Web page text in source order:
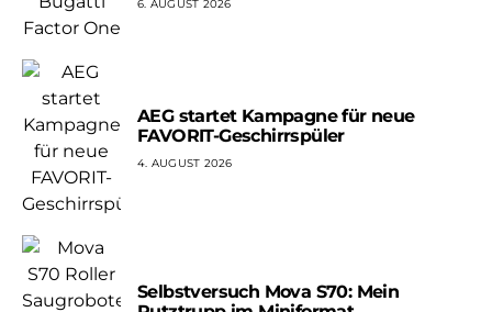
6. AUGUST 2026
AEG startet Kampagne für neue
FAVORIT-Geschirrspüler
4. AUGUST 2026
Selbstversuch Mova S70: Mein